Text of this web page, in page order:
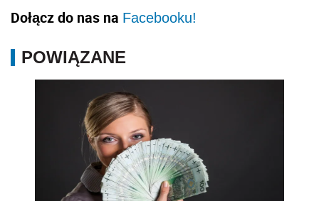
Dołącz do nas na Facebooku!
POWIĄZANE